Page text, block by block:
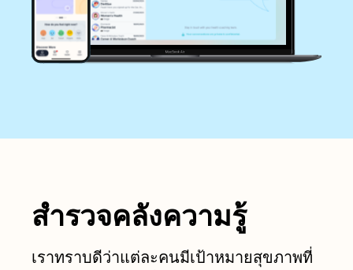
สำรวจคลังความรู้
เราทราบดีว่าแต่ละคนมีเป้าหมายสุขภาพที่